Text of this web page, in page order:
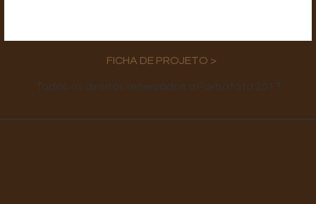
FICHA DE PROJETO >
Todos os direitos reservados à Porbatata 2017